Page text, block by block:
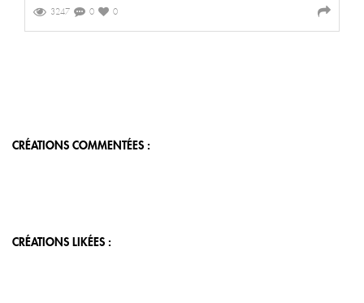
3247 0 0
CRÉATIONS COMMENTÉES :
CRÉATIONS LIKÉES :